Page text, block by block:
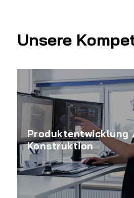
Unsere
Produktentwicklung
Konstruktion